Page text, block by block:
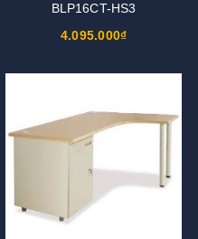
BLP16CT-HS3
4.095.000₫